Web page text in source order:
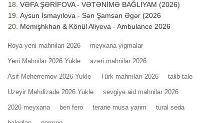
VƏFA ŞƏRİFOVA - VƏTƏNİMƏ BAĞLIYAM (2026)
Aysun İsmayılova - Sən Şamsan Əgər (2026
Memişhkhan & Könül Aliyeva - Ambulance 2026
Roya yeni mahnilari 2026 meyxana yigmalar
Yeni Mahnilar 2026 Yukle azeri mahnilar 2026
Asif Meherremov 2026 Yukle Türk mahnıları 2026 talib tale
Uzeyir Mehdizade 2026 Yukle sevgiye aid mahnilar 2026
2026 meyxana ben fero terane musa yarim tural seda